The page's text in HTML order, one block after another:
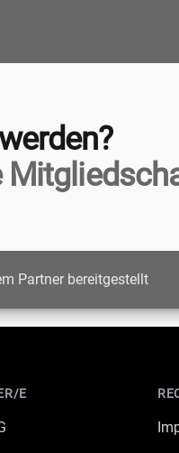
Partner bereitgestellt
E